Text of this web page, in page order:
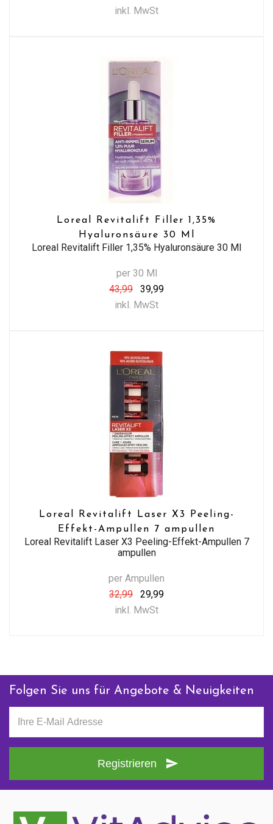
inkl. MwSt
Loreal Revitalift Filler 1,35%
Hyaluronsäure 30 Ml
Loreal Revitalift Filler 1,35% Hyaluronsäure 30 Ml
per 30 Ml
43,99
39,99
inkl. MwSt
Loreal Revitalift Laser X3 Peeling-
Effekt-Ampullen 7 ampullen
Loreal Revitalift Laser X3 Peeling-Effekt-Ampullen 7
ampullen
per Ampullen
32,99
29,99
inkl. MwSt
Folgen Sie uns für Angebote & Neuigkeiten
Registrieren